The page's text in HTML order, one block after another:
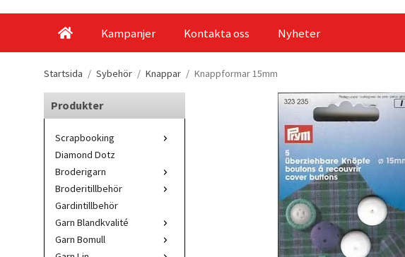
Kampanjer Kontakta oss Nyheter
Startsida / Sybehör / Knappar / Knappformar 15mm
Produkter
Scrapbooking
Diamond Dotz
Broderigarn
Broderitillbehör
Gardintillbehör
Garn Blandkvalité
Garn Bomull